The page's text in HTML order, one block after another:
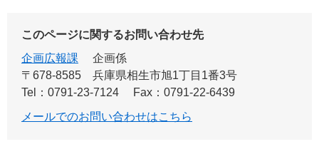
このページに関するお問い合わせ先
企画広報課
企画係
〒678-8585
兵庫県相生市旭1丁目1番3号
Tel：0791-23-7124
Fax：0791-22-6439
メールでのお問い合わせはこちら